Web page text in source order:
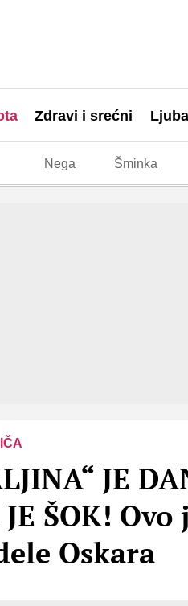
Zdravi i srećni
Nega Šminka
JE
JE ŠOK!
Oskara